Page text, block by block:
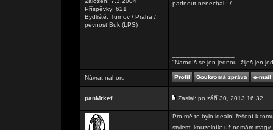
Příspěvky: 621
Bydliště: Turnov / Praha /
pevnost Buk (LPS)
padnout nenechal :-/
"Narodíš se jen jednou, žiješ jen
Návrat nahoru
panMrkef Zaslal: po září 30, 2013 16:32
Pro mě to bylo ideální řešení k
stylem: kouzelník: už nemám